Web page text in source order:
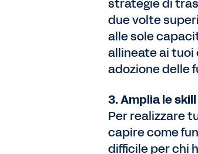
strategie di
due volte
alle sole
allineate ai tuoi
adozione delle
3. Amplia le
Per realizzare
capire come
difficile per chi